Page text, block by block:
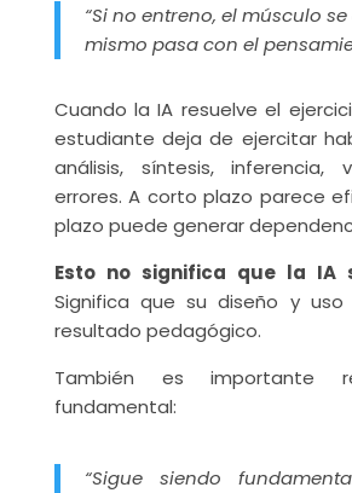
“Si no entreno, el músculo
mismo pasa con el
Cuando la IA resuelve el
estudiante deja de ejercitar
análisis, síntesis, inferencia,
errores. A corto plazo parece
plazo puede generar
Esto no significa que la IA
Significa que su diseño y uso
resultado pedagógico.
También es importante
fundamental:
“Sigue siendo